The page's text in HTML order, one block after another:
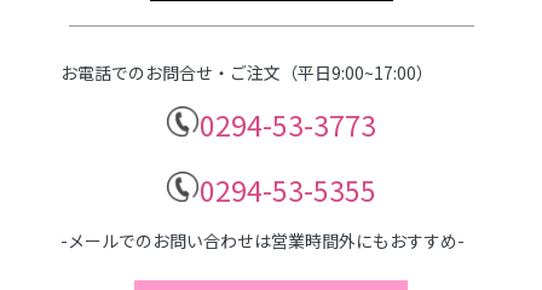
お電話でのお問合せ・ご注文（平日9:00~17:00）
0294-53-3773
0294-53-5355
-メールでのお問い合わせは営業時間外にもおすすめ-